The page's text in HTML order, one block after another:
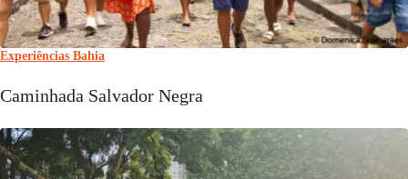
Experiências Bahia
Caminhada Salvador Negra